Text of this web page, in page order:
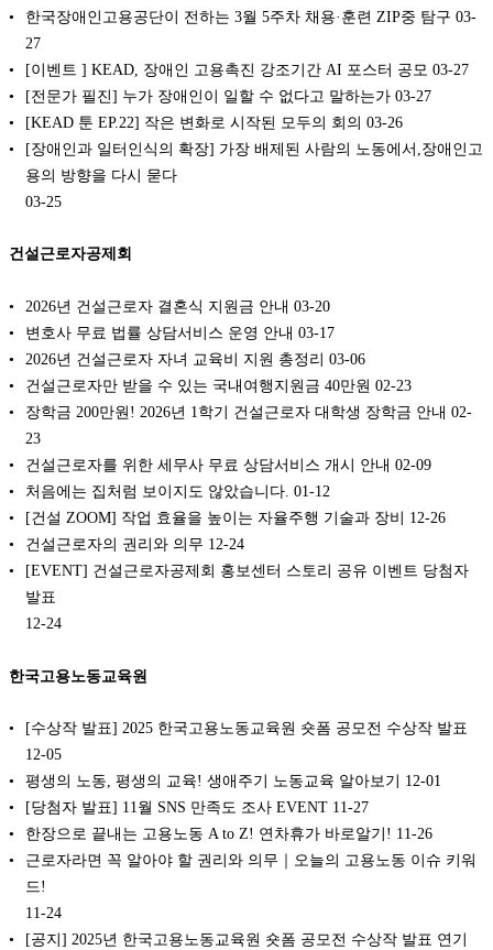
한국장애인고용공단이 전하는 3월 5주차 채용·훈련 ZIP중 탐구 03-
27
[이벤트 ] KEAD, 장애인 고용촉진 강조기간 AI 포스터 공모 03-27
[전문가 필진] 누가 장애인이 일할 수 없다고 말하는가 03-27
[KEAD 툰 EP.22] 작은 변화로 시작된 모두의 회의 03-26
[장애인과 일터인식의 확장] 가장 배제된 사람의 노동에서,장애인고
용의 방향을 다시 묻다
03-25
건설근로자공제회
2026년 건설근로자 결혼식 지원금 안내 03-20
변호사 무료 법률 상담서비스 운영 안내 03-17
2026년 건설근로자 자녀 교육비 지원 총정리 03-06
건설근로자만 받을 수 있는 국내여행지원금 40만원 02-23
장학금 200만원! 2026년 1학기 건설근로자 대학생 장학금 안내 02-
23
건설근로자를 위한 세무사 무료 상담서비스 개시 안내 02-09
처음에는 집처럼 보이지도 않았습니다. 01-12
[건설 ZOOM] 작업 효율을 높이는 자율주행 기술과 장비 12-26
건설근로자의 권리와 의무 12-24
[EVENT] 건설근로자공제회 홍보센터 스토리 공유 이벤트 당첨자
발표
12-24
한국고용노동교육원
[수상작 발표] 2025 한국고용노동교육원 숏폼 공모전 수상작 발표
12-05
평생의 노동, 평생의 교육! 생애주기 노동교육 알아보기 12-01
[당첨자 발표] 11월 SNS 만족도 조사 EVENT 11-27
한장으로 끝내는 고용노동 A to Z! 연차휴가 바로알기! 11-26
근로자라면 꼭 알아야 할 권리와 의무｜오늘의 고용노동 이슈 키워
드!
11-24
[공지] 2025년 한국고용노동교육원 숏폼 공모전 수상작 발표 연기